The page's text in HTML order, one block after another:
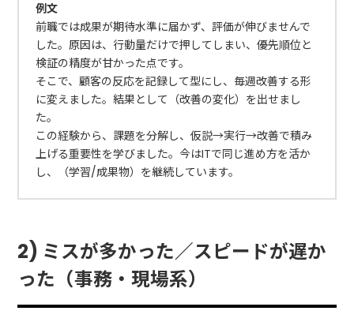
例文
前職では成果が期待水準に届かず、評価が伸びませんで
した。原因は、行動量だけで押してしまい、優先順位と
検証の精度が甘かった点です。
そこで、顧客の反応を記録して型にし、毎週改善する形
に変えました。結果として（改善の変化）を出せまし
た。
この経験から、課題を分解し、仮説→実行→改善で積み
上げる重要性を学びました。今はITで同じ進め方を活か
し、（学習/成果物）を継続しています。
2) ミスが多かった／スピードが遅か
った（事務・現場系）